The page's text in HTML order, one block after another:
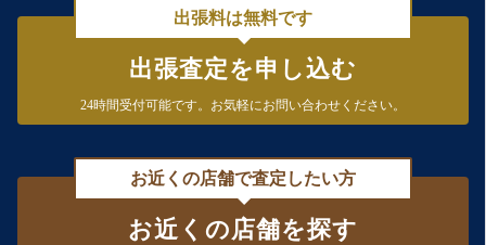
出張料は無料です
出張査定を申し込む
24時間受付可能です。 お気軽にお問い合わせください。
お近くの店舗で査定したい方
お近くの店舗を探す